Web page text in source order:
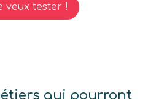
veux tester !
qui pourront